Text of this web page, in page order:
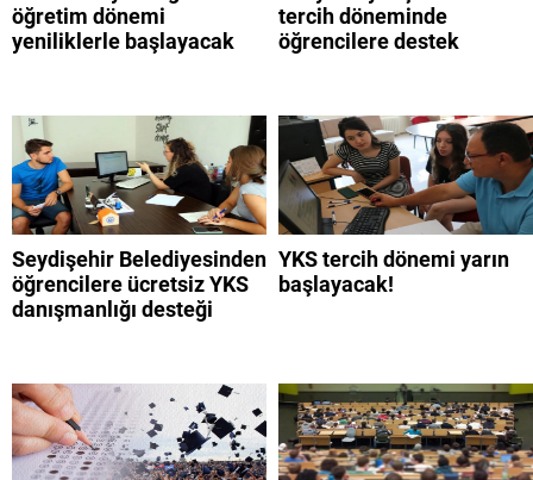
öğretim dönemi
yeniliklerle başlayacak
tercih döneminde
öğrencilere destek
Seydişehir Belediyesinden
öğrencilere ücretsiz YKS
danışmanlığı desteği
YKS tercih dönemi yarın
başlayacak!